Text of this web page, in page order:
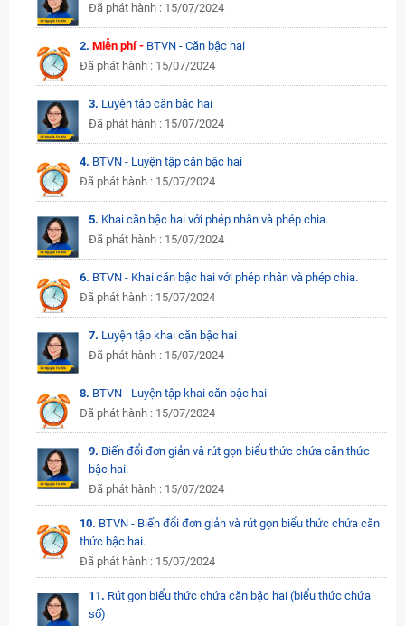
Đã phát hành : 15/07/2024
2.Miễn phí - BTVN - Căn bậc hai
Đã phát hành : 15/07/2024
3. Luyện tập căn bậc hai
Đã phát hành : 15/07/2024
4. BTVN - Luyện tập căn bậc hai
Đã phát hành : 15/07/2024
5. Khai căn bậc hai với phép nhân và phép chia.
Đã phát hành : 15/07/2024
6. BTVN - Khai căn bậc hai với phép nhân và phép chia.
Đã phát hành : 15/07/2024
7. Luyện tập khai căn bậc hai
Đã phát hành : 15/07/2024
8. BTVN - Luyện tập khai căn bậc hai
Đã phát hành : 15/07/2024
9. Biến đổi đơn giản và rút gọn biểu thức chứa căn thức
bậc hai.
Đã phát hành : 15/07/2024
10. BTVN - Biến đổi đơn giản và rút gọn biểu thức chứa căn
thức bậc hai.
Đã phát hành : 15/07/2024
11. Rút gọn biểu thức chứa căn bậc hai (biểu thức chứa
số)